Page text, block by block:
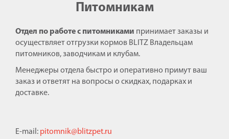
Питомникам
Отдел по работе с питомниками принимает заказы и
осуществляет отгрузки кормов BLITZ Владельцам
питомников, заводчикам и клубам.
Менеджеры отдела быстро и оперативно примут ваш
заказ и ответят на вопросы о скидках, подарках и
доставке.
E-mail: pitomnik@blitzpet.ru